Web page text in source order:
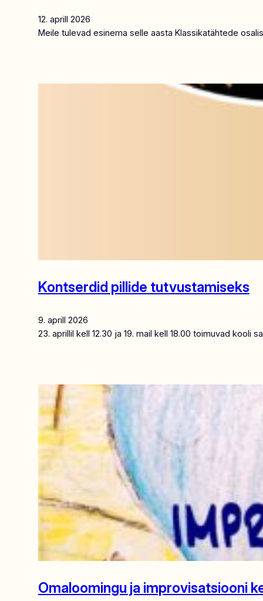
12. aprill 2026
Meile tulevad esinema selle aasta Klassikatähtede
Kontserdid pillide tutvustamiseks
9. aprill 2026
23. aprillil kell 12.30 ja 19. mail kell 18.00 toimuvad kooli
Omaloomingu ja improvisatsiooni